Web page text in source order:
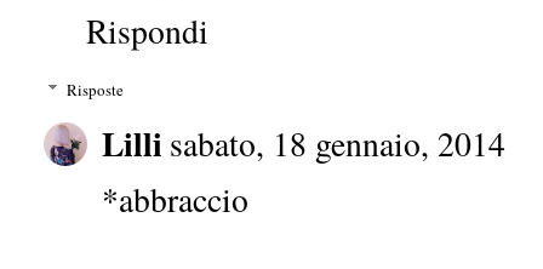
Rispondi
Risposte
Lilli sabato, 18 gennaio, 2014
*abbraccio